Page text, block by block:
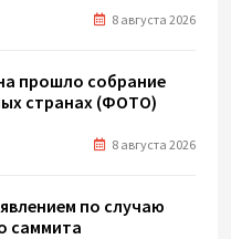
8 августа 2026
прошло собрание
странах (ФОТО)
8 августа 2026
по случаю
саммита